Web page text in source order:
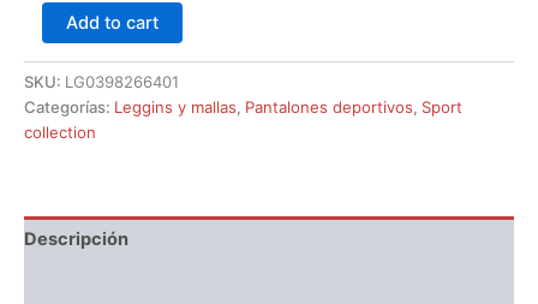
Add to cart
SKU: LG0398266401
Categorías: Leggins y mallas, Pantalones deportivos, Sport
collection
Descripción